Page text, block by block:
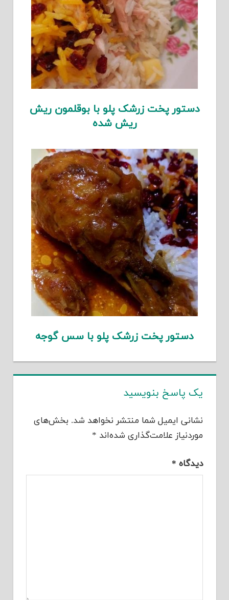
دستور پخت زرشک پلو با بوقلمون ریش
ریش شده
دستور پخت زرشک پلو با سس گوجه
یک پاسخ بنویسید
نشانی ایمیل شما منتشر نخواهد شد. بخش‌های
موردنیاز علامت‌گذاری شده‌اند *
دیدگاه *